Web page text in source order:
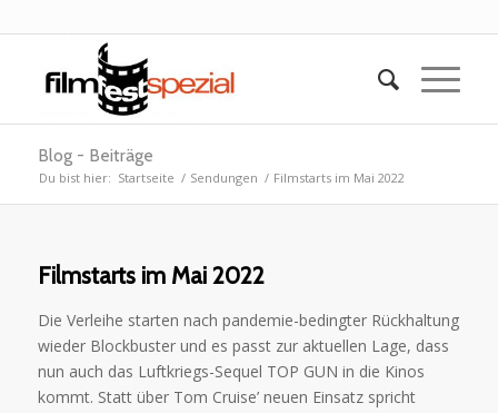
Blog - Beiträge
Du bist hier: Startseite / Sendungen / Filmstarts im Mai 2022
Filmstarts im Mai 2022
Die Verleihe starten nach pandemie-bedingter Rückhaltung
wieder Blockbuster und es passt zur aktuellen Lage, dass
nun auch das Luftkriegs-Sequel TOP GUN in die Kinos
kommt. Statt über Tom Cruise’ neuen Einsatz spricht